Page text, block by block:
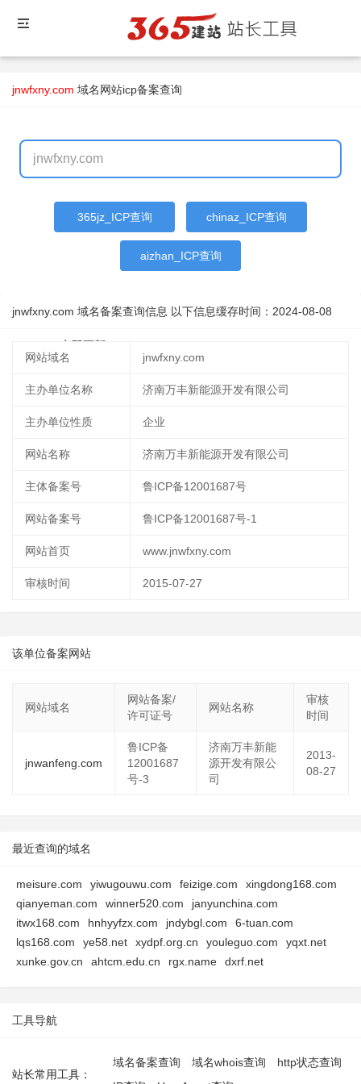
jnwfxny.com 域名网站icp备案查询
365jz_ICP查询 chinaz_ICP查询
aizhan_ICP查询
jnwfxny.com 域名备案查询信息 以下信息缓存时间： 2024-08-08
立即更新
网站域名
jnwfxny.com
主办单位名称 济南万丰新能源开发有限公司
主办单位性质 企业
网站名称 济南万丰新能源开发有限公司
主体备案号 鲁ICP备12001687号
网站备案号 鲁ICP备12001687号-1
网站首页 www.jnwfxny.com
审核时间 2015-07-27
该单位备案网站
网站域名
网站备案/
许可证号
网站名称
审核
时间
jnwanfeng.com
鲁ICP备
12001687
号-3
济南万丰新能
源开发有限公
司
2013-
08-27
最近查询的域名
meisure.com yiwugouwu.com feizige.com
xingdong168.com
qianyeman.com
winner520.com
janyunchina.com
itwx168.com
hnhyyfzx.com jndybgl.com
6-tuan.com
lqs168.com
ye58.net xydpf.org.cn youleguo.com
yqxt.net
xunke.gov.cn
ahtcm.edu.cn rgx.name dxrf.net
工具导航
站长常用工具：
域名备案查询 域名whois查询
http状态查询